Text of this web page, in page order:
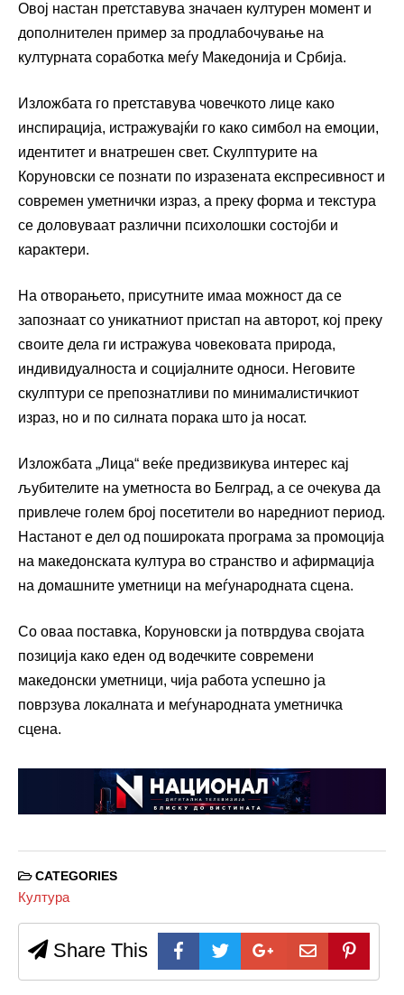
Овој настан претставува значаен културен момент и
дополнителен пример за продлабочување на
културната соработка меѓу Македонија и Србија.
Изложбата го претставува човечкото лице како
инспирација, истражувајќи го како симбол на емоции,
идентитет и внатрешен свет. Скулптурите на
Коруновски се познати по изразената експресивност и
современ уметнички израз, а преку форма и текстура
се доловуваат различни психолошки состојби и
карактери.
На отворањето, присутните имаа можност да се
запознаат со уникатниот пристап на авторот, кој преку
своите дела ги истражува човековата природа,
индивидуалноста и социјалните односи. Неговите
скулптури се препознатливи по минималистичкиот
израз, но и по силната порака што ја носат.
Изложбата „Лица“ веќе предизвикува интерес кај
љубителите на уметноста во Белград, а се очекува да
привлече голем број посетители во наредниот период.
Настанот е дел од пошироката програма за промоција
на македонската култура во странство и афирмација
на домашните уметници на меѓународната сцена.
Со оваа поставка, Коруновски ја потврдува својата
позиција како еден од водечките современи
македонски уметници, чија работа успешно ја
поврзува локалната и меѓународната уметничка
сцена.
CATEGORIES
Култура
Share This